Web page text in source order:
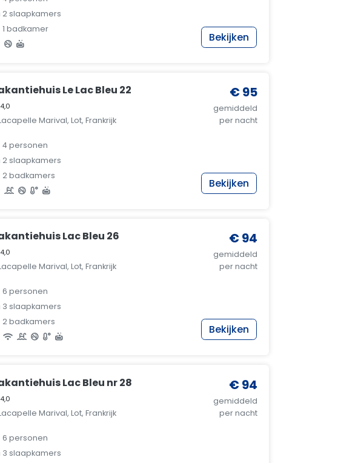
2 slaapkamers
1 badkamer
Bekijken
Le Lac Bleu 22
4,0
Marival, Lot, Frankrijk
4 personen
2 slaapkamers
2 badkamers
€ 95
gemiddeld
per nacht
Bekijken
Lac Bleu 26
4,0
Marival, Lot, Frankrijk
6 personen
3 slaapkamers
2 badkamers
€ 94
gemiddeld
per nacht
Bekijken
Lac Bleu nr 28
4,0
Marival, Lot, Frankrijk
6 personen
3 slaapkamers
€ 94
gemiddeld
per nacht